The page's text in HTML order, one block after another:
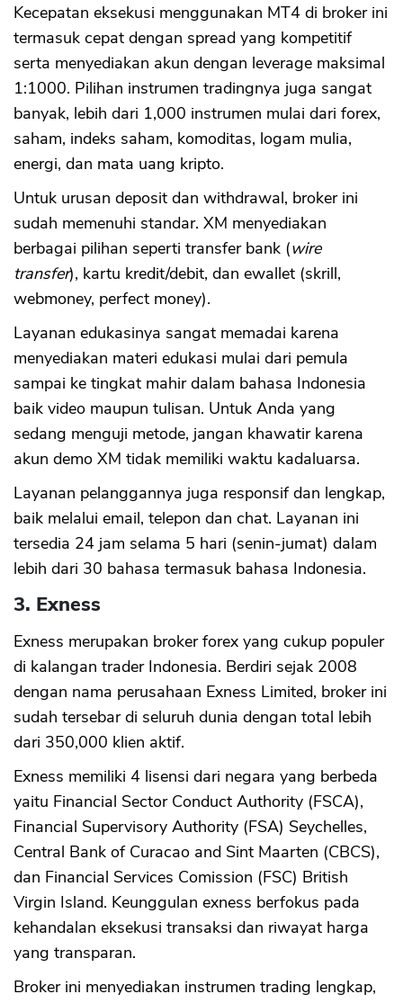
Kecepatan eksekusi menggunakan MT4 di broker ini
termasuk cepat dengan spread yang kompetitif
serta menyediakan akun dengan leverage maksimal
1:1000. Pilihan instrumen tradingnya juga sangat
banyak, lebih dari 1,000 instrumen mulai dari forex,
saham, indeks saham, komoditas, logam mulia,
energi, dan mata uang kripto.
Untuk urusan deposit dan withdrawal, broker ini
sudah memenuhi standar. XM menyediakan
berbagai pilihan seperti transfer bank (wire
transfer), kartu kredit/debit, dan ewallet (skrill,
webmoney, perfect money).
Layanan edukasinya sangat memadai karena
menyediakan materi edukasi mulai dari pemula
sampai ke tingkat mahir dalam bahasa Indonesia
baik video maupun tulisan. Untuk Anda yang
sedang menguji metode, jangan khawatir karena
akun demo XM tidak memiliki waktu kadaluarsa.
Layanan pelanggannya juga responsif dan lengkap,
baik melalui email, telepon dan chat. Layanan ini
tersedia 24 jam selama 5 hari (senin-jumat) dalam
lebih dari 30 bahasa termasuk bahasa Indonesia.
3. Exness
Exness merupakan broker forex yang cukup populer
di kalangan trader Indonesia. Berdiri sejak 2008
dengan nama perusahaan Exness Limited, broker ini
sudah tersebar di seluruh dunia dengan total lebih
dari 350,000 klien aktif.
Exness memiliki 4 lisensi dari negara yang berbeda
yaitu Financial Sector Conduct Authority (FSCA),
Financial Supervisory Authority (FSA) Seychelles,
Central Bank of Curacao and Sint Maarten (CBCS),
dan Financial Services Comission (FSC) British
Virgin Island. Keunggulan exness berfokus pada
kehandalan eksekusi transaksi dan riwayat harga
yang transparan.
Broker ini menyediakan instrumen trading lengkap,
OK
CANCEL